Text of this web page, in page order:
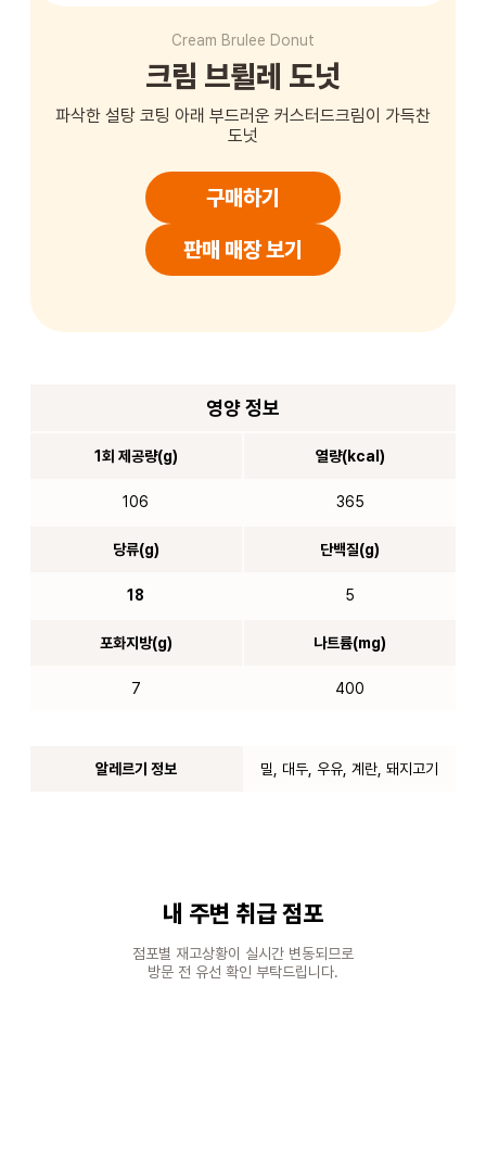
Cream Brulee Donut
크림 브륄레 도넛
파삭한 설탕 코팅 아래 부드러운 커스터드크림이 가득찬
도넛
구매하기
판매 매장 보기
영양 정보
1회 제공량(g)
106
열량(kcal)
365
당류(g)
18
단백질(g)
5
포화지방(g)
7
나트륨(mg)
400
알레르기 정보 밀, 대두, 우유, 계란, 돼지고기
내 주변 취급 점포
점포별 재고상황이 실시간 변동되므로
방문 전 유선 확인 부탁드립니다.